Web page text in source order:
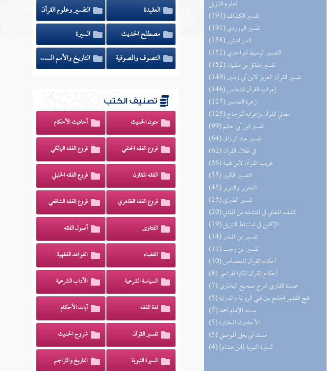
لعلوم التنزيل
(191) تفسير الكشاف
(191) تفسير الماوردي
(158) الدر المنثور
(152) التفسير الوسيط للواحدي
(152) تفسير مقاتل بن سليمان
(149) تفسير القرآن العزيز لابن أبي زمنين
(146) إعراب القرآن للنحاس
(127) زهرة التفاسير
(125) معاني القرآن وإعرابه للزجاج
(99) تفسير ابن أبي حاتم
(64) تفسير عبد الرزاق
(62) في ظلال القرآن
(56) غريب القرآن لابن قتيبة
(55) التفسير الكبير
(45) التحرير والتنوير
(25) تفسير الطبري
(20) كشف المعاني في المتشابه من المثاني
(19) الإكليل في استنباط التنزيل
(14) تفسير ابن المنذر
(11) تفسير ابن رجب
(10) أحكام القرآن للجصاص
(8) أحكام القرآن للكيا الهراسي
(7) عمدة القاري شرح صحيح البخاري
(5) فتح القدير الجامع بين فني الرواية والدراية
(5) مسند الإمام أحمد
(5) الأحاديث المختارة
(5) مسند أبي يعلى الموصلي
(4) السيرة النبوية (ابن هشام)
العقيدة
التفسير وعلوم القرآن
مصطلح الحديث
السيرة
التصوف والصوفية
التاريخ والأمم السابقة
تصنيف الكتب
متون الحديث أحاديث الأحكام
فروع الفقه الحنفي فروع الفقه المالكي
الفقه المقارن فروع الفقه الحنبلي
فروع الفقه الظاهري فروع الفقه الشافعي
الفتاوى أصول الفقه
القضاء القواعد الفقهية
السياسة الشرعية الآداب الشرعية
لغة الفقه آيات الأحكام
تفسير القرآن شروح الحديث
السيرة النبوية التاريخ والتراجم